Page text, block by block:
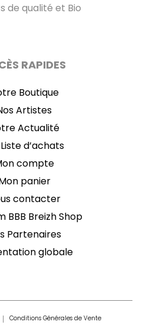
de qualité et Bio
RAPIDES
Boutique
Artistes
Actualité
d’achats
compte
panier
contacter
BBB Breizh Shop
Partenaires
globale
Conditions Générales de Vente